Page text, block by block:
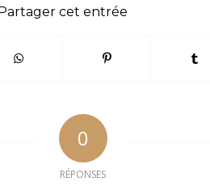
Partager cet entrée
0
RÉPONSES